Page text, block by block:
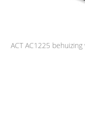
ACT AC1225